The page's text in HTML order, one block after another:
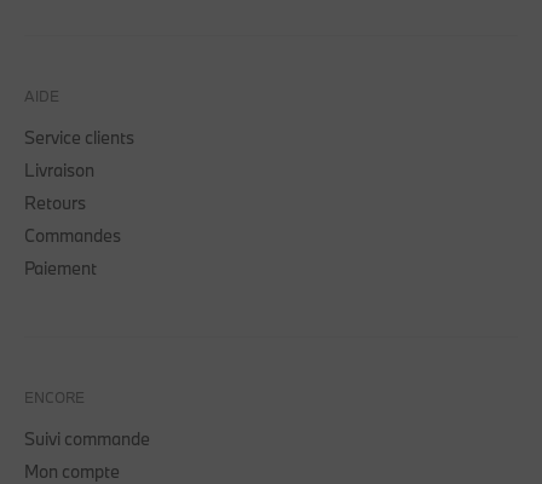
AIDE
Service clients
Livraison
Retours
Commandes
Paiement
ENCORE
Suivi commande
Mon compte